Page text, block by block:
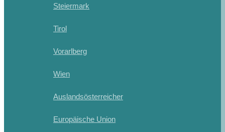
Steiermark
Tirol
Vorarlberg
Wien
Auslandsösterreicher
Europäische Union